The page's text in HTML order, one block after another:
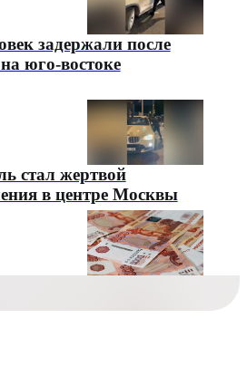
задержали после
юго-востоке
стал жертвой
в центре Москвы